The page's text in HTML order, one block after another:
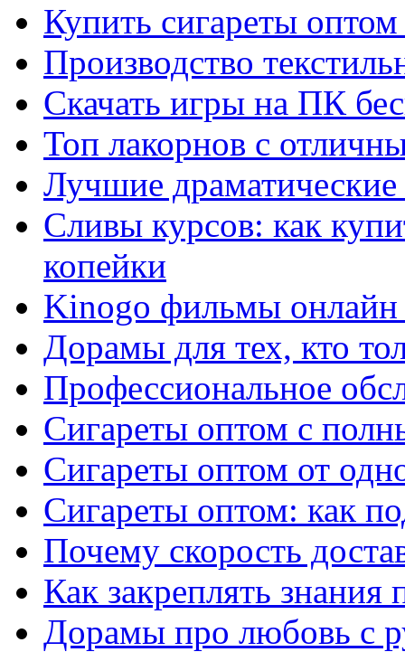
Купить сигареты
Производство
Скачать игры на ПК
Топ лакорнов с
Лучшие
Сливы курсов: как
копейки
Kinogo фильмы онлайн
Дорамы для тех, кто
Профессиональное
Сигареты оптом с
Сигареты оптом от
Сигареты оптом: как
Почему скорость
Как закреплять знания
Дорамы про любовь с